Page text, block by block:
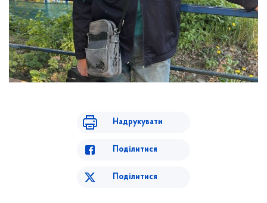
Надрукувати
Поділитися
Поділитися